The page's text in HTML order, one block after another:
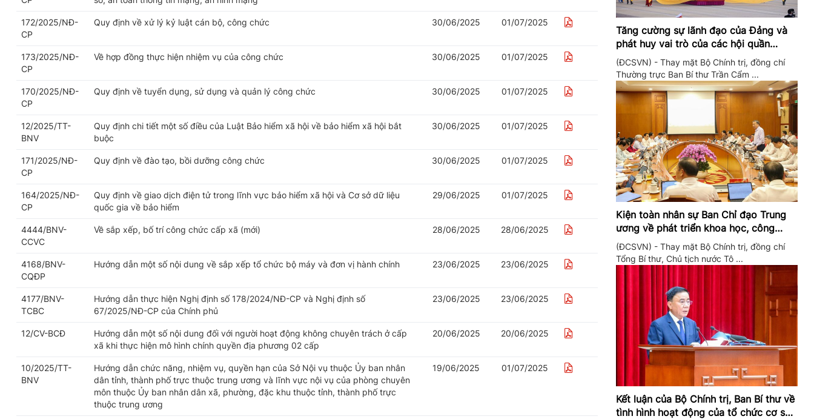
172/2025/NĐ-
CP
Quy định về xử lý kỷ luật cán bộ, công chức 30/06/2025 01/07/2025
173/2025/NĐ-
CP
Về hợp đồng thực hiện nhiệm vụ của công chức 30/06/2025 01/07/2025
170/2025/NĐ-
CP
Quy định về tuyển dụng, sử dụng và quản lý công chức 30/06/2025 01/07/2025
12/2025/TT-
BNV
Quy định chi tiết một số điều của Luật Bảo hiểm xã hội về bảo hiểm xã hội bắt
buộc
30/06/2025 01/07/2025
171/2025/NĐ-
CP
Quy định về đào tạo, bồi dưỡng công chức 30/06/2025 01/07/2025
164/2025/NĐ-
CP
Quy định về giao dịch điện tử trong lĩnh vực bảo hiểm xã hội và Cơ sở dữ liệu
quốc gia về bảo hiểm
29/06/2025 01/07/2025
4444/BNV-
CCVC
Về sắp xếp, bố trí công chức cấp xã (mới) 28/06/2025 28/06/2025
4168/BNV-
CQĐP
Hướng dẫn một số nội dung về sắp xếp tổ chức bộ máy và đơn vị hành chính 23/06/2025 23/06/2025
4177/BNV-
TCBC
Hướng dẫn thực hiện Nghị định số 178/2024/NĐ-CP và Nghị định số
67/2025/NĐ-CP của Chính phủ
23/06/2025 23/06/2025
12/CV-BCĐ
Hướng dẫn một số nội dung đối với người hoạt động không chuyên trách ở cấp
xã khi thực hiện mô hình chính quyền địa phương 02 cấp
20/06/2025 20/06/2025
10/2025/TT-
BNV
Hướng dẫn chức năng, nhiệm vụ, quyền hạn của Sở Nội vụ thuộc Ủy ban nhân
dân tỉnh, thành phố trực thuộc trung ương và lĩnh vực nội vụ của phòng chuyên
môn thuộc Ủy ban nhân dân xã, phường, đặc khu thuộc tỉnh, thành phố trực
thuộc trung ương
19/06/2025 01/07/2025
Tăng cường sự lãnh đạo của Đảng và
phát huy vai trò của các hội quần
chúng trong giai đoạn phát triển mới
(ĐCSVN) - Thay mặt Bộ Chính trị, đồng chí
Thường trực Ban Bí thư Trần Cẩm ...
Kiện toàn nhân sự Ban Chỉ đạo Trung
ương về phát triển khoa học, công
nghệ, đổi mới sáng tạo và chuyển đổi
số
(ĐCSVN) - Thay mặt Bộ Chính trị, đồng chí
Tổng Bí thư, Chủ tịch nước Tô ...
Kết luận của Bộ Chính trị, Ban Bí thư về
tình hình hoạt động của tổ chức cơ sở